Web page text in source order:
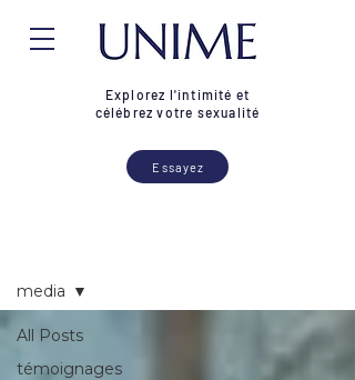
Essayez
Explorez l'intimité et
célébrez votre sexualité
All Posts
témoignages
media